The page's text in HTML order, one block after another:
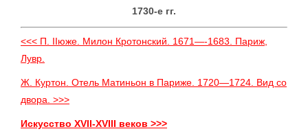
1730-е гг.
<<< П. IIюже. Милон Кротонский. 1671—-1683. Париж,
Лувр.
Ж. Куртон. Отель Матиньон в Париже. 1720—1724. Вид со
двора. >>>
Искусство XVII-XVIII веков >>>